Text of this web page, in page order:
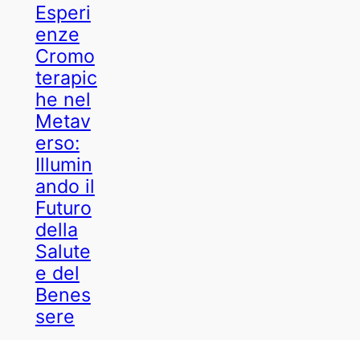
Esperi
enze
Cromo
terapic
he nel
Metav
erso:
Illumin
ando il
Futuro
della
Salute
e del
Benes
sere